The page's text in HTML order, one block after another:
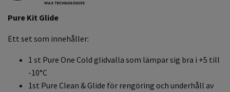
Pure Kit Glide
Ett set som innehåller:
1 st Pure One Cold glidvalla som lämpar sig bra i +5 till
-10°C
1st Pure Clean & Glide för rengöring och underhåll av